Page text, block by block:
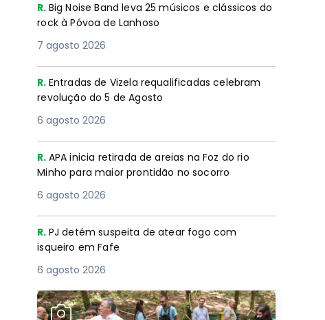
R. Big Noise Band leva 25 músicos e clássicos do
rock à Póvoa de Lanhoso
7 agosto 2026
R. Entradas de Vizela requalificadas celebram
revolução do 5 de Agosto
6 agosto 2026
R. APA inicia retirada de areias na Foz do rio
Minho para maior prontidão no socorro
6 agosto 2026
R. PJ detém suspeita de atear fogo com
isqueiro em Fafe
6 agosto 2026